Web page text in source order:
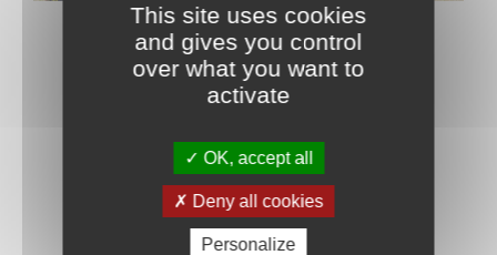
La commune de Papeete traite les données recueillies pour
répondre à votre demande d’information. Pour en savoir plus sur la
gestion de vos données personnelles et pour exercer vos droits,
POLITIQUE DE CONFIDENTIALITÉ
This site uses cookies
and gives you control
over what you want to
activate
OK, accept all
Deny all cookies
Personalize